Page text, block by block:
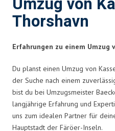
Thorshavn
Erfahrungen zu einem Umzug
Du planst einen Umzug von
der Suche nach einem
bist du bei Umzugsmeister
langjährige Erfahrung und
uns zum idealen Partner für
Hauptstadt der Färöer-Inseln.